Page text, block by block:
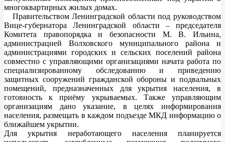
многоквартирных жилых домах.
Правительством Ленинградской области под руководством
Вице-губернатора Ленинградской области – председателя
Комитета правопорядка и безопасности М. В. Ильина,
администрацией Волховского муниципального района и
администрациями городских и сельских поселений района
совместно с управляющими организациями начата работа по
специализированному обследованию и приведению
защитных сооружений гражданской обороны и подвальных
помещений, предназначенных для укрытия населения, в
готовность к приёму укрываемых. Также управляющим
организациям дано указание, в целях информирования
населения, размещать в каждом подъезде МКД информацию о
ближайшем укрытии.
Для укрытия неработающего населения планируется